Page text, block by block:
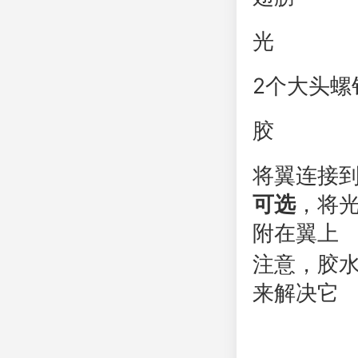
光
2个大头螺
胶
将翼连接
可选，将
附在翼上
注意， 胶
来解决它